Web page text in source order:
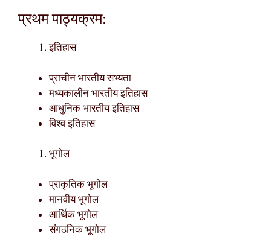
प्रथम पाठ्यक्रम:
इतिहास
प्राचीन भारतीय सभ्यता
मध्यकालीन भारतीय इतिहास
आधुनिक भारतीय इतिहास
विश्व इतिहास
भूगोल
प्राकृतिक भूगोल
मानवीय भूगोल
आर्थिक भूगोल
संगठनिक भूगोल